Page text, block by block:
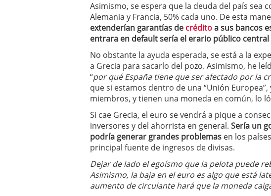
Asimismo, se espera que la deuda del país sea
Alemania y Francia, 50% cada uno. De esta
extenderían garantías de créditoa sus bancos
entrara en default sería el erario público
No obstante la ayuda esperada, se está a la
a Grecia para sacarlo del pozo. Asimismo, he
“por qué España tiene que ser afectado por la
que si estamos dentro de una “Unión
miembros, y tienen una moneda en común, lo
Si cae Grecia, el euro se vendrá a pique a
inversores y del ahorrista en general. Sería un
podría generar grandes problemas en los
principal fuente de ingresos de divisas.
Dejar de lado el egoísmo que la pelota puede
Asimismo, la baja en el euro es algo que está
aumento de circulante hará que la moneda